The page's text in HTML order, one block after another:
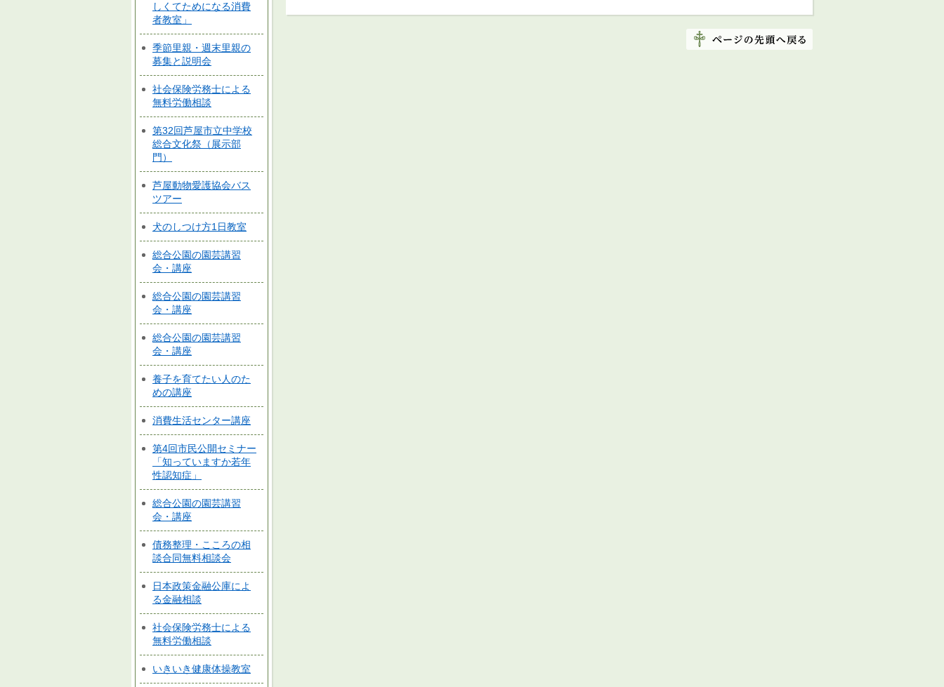
しくてためになる消費
者教室」
季節里親・週末里親の
募集と説明会
社会保険労務士による
無料労働相談
第32回芦屋市立中学校
総合文化祭（展示部
門）
芦屋動物愛護協会バス
ツアー
犬のしつけ方1日教室
総合公園の園芸講習
会・講座
総合公園の園芸講習
会・講座
総合公園の園芸講習
会・講座
養子を育てたい人のた
めの講座
消費生活センター講座
第4回市民公開セミナー
「知っていますか若年
性認知症」
総合公園の園芸講習
会・講座
債務整理・こころの相
談合同無料相談会
日本政策金融公庫によ
る金融相談
社会保険労務士による
無料労働相談
いきいき健康体操教室